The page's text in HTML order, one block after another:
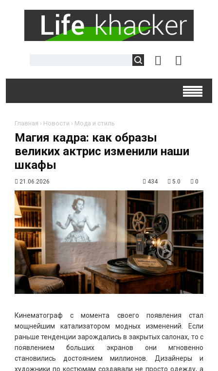
Главная › Новости › Мода и стиль
Магия кадра: как образы
великих актрис изменили наши
шкафы
21.06.2026 434 5.0 0
Кинематограф с момента своего появления стал
мощнейшим катализатором модных изменений. Если
раньше тенденции зарождались в закрытых салонах, то с
появлением больших экранов они мгновенно
становились достоянием миллионов. Дизайнеры и
художники по костюмам создавали не просто одежду, а